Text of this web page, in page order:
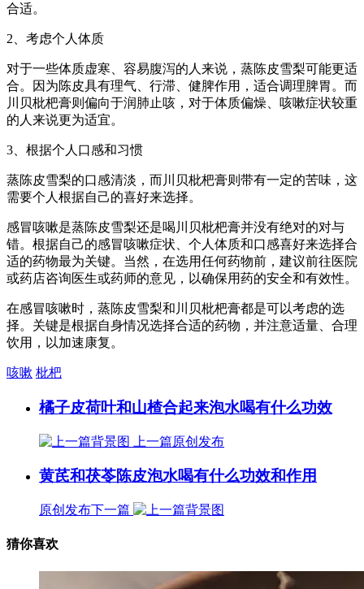
合适。
2、考虑个人体质
对于一些体质虚寒、容易腹泻的人来说，蒸陈皮雪梨可能更适
合。因为陈皮具有理气、行滞、健脾作用，适合调理脾胃。而
川贝枇杷膏则偏向于润肺止咳，对于体质偏燥、咳嗽症状较重
的人来说更为适宜。
3、根据个人口感和习惯
蒸陈皮雪梨的口感清淡，而川贝枇杷膏则带有一定的苦味，这
需要个人根据自己的喜好来选择。
感冒咳嗽是蒸陈皮雪梨还是喝川贝枇杷膏并没有绝对的对与
错。根据自己的感冒咳嗽症状、个人体质和口感喜好来选择合
适的药物最为关键。当然，在选用任何药物前，建议前往医院
或药店咨询医生或药师的意见，以确保用药的安全和有效性。
在感冒咳嗽时，蒸陈皮雪梨和川贝枇杷膏都是可以考虑的选
择。关键是根据自身情况选择合适的药物，并注意适量、合理
饮用，以加速康复。
咳嗽 枇杷
橘子皮荷叶和山楂合起来泡水喝有什么功效
上一篇原创发布
黄芪和茯苓陈皮泡水喝有什么功效和作用
原创发布下一篇
猜你喜欢